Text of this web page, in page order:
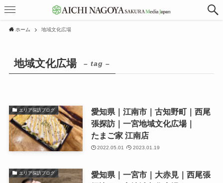
ホーム 地域文化広場
地域文化広場 – tag –
エリア探訪ブログ
愛知県｜江南市｜古知野町｜西尾
張探訪｜一宮地域文化広場｜
たまご家 江南店
2022.05.01 2023.01.19
エリア探訪ブログ
愛知県｜一宮市｜大赤見｜西尾張